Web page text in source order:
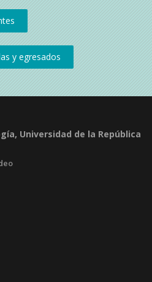
Universidad de la República